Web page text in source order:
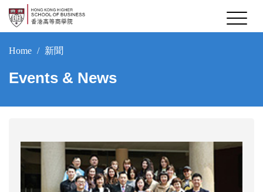
Home 新聞
Events & News